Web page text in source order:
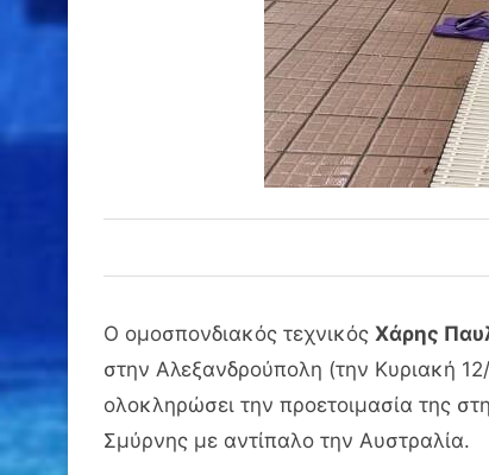
Ο ομοσπονδιακός τεχνικός Χάρης
στην Αλεξανδρούπολη (την Κυριακή
ολοκληρώσει την προετοιμασία της
Σμύρνης με αντίπαλο την Αυστραλία.